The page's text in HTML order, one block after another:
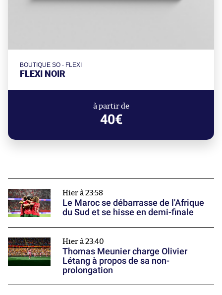
BOUTIQUE SO - FLEXI
FLEXI NOIR
à partir de
40€
Hier à 23:58
Le Maroc se débarrasse de l'Afrique
du Sud et se hisse en demi-finale
Hier à 23:40
Thomas Meunier charge Olivier
Létang à propos de sa non-
prolongation